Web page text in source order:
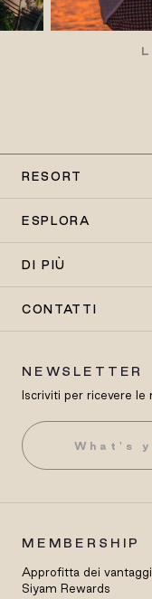
RESORT
ESPLORA
DI PIÙ
CONTATTI
NEWSLETTER
Iscriviti per ricevere
MEMBERSHIP
Approfitta dei
Siyam Rewards